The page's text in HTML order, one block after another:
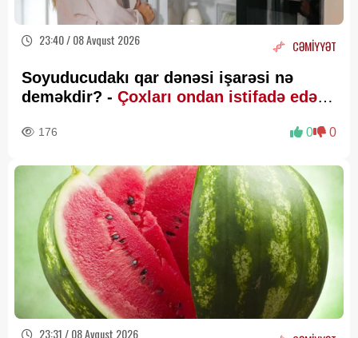
23:40 / 08 Avqust 2026 CƏMİYYƏT
Soyuducudakı qar dənəsi işarəsi nə
deməkdir? - Çoxları ondan istifadə edə
176 0 0
23:31 / 08 Avqust 2026